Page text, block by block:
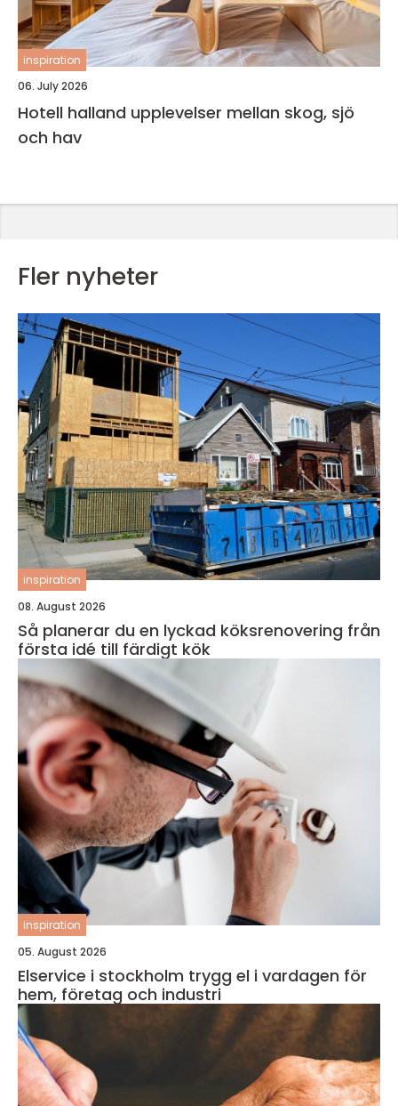
inspiration
06. July 2026
Hotell halland upplevelser mellan skog, sjö
och hav
Fler nyheter
inspiration
08. August 2026
Så planerar du en lyckad köksrenovering från
första idé till färdigt kök
inspiration
05. August 2026
Elservice i stockholm trygg el i vardagen för
hem, företag och industri